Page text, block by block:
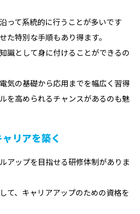
って系統的に行うことが多いです
た特別な手順もあり得ます。
識として身に付けることができるの
気の基礎から応用までを幅広く習得
を高められるチャンスがあるのも魅
リアを築く
アップを目指せる研修体制がありま
て、キャリアアップのための資格を